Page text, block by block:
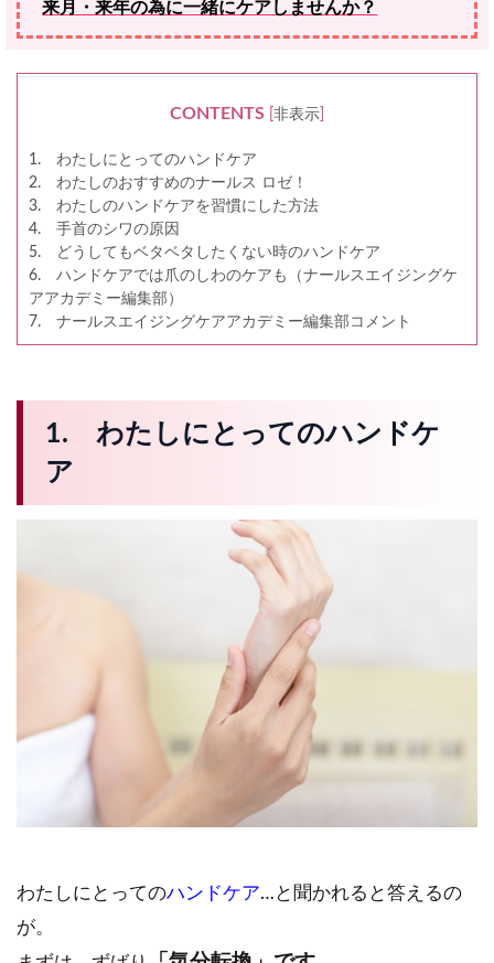
来月・来年の為に一緒にケアしませんか？
CONTENTS 非表示
1. わたしにとってのハンドケア
2. わたしのおすすめのナールス ロゼ！
3. わたしのハンドケアを習慣にした方法
4. 手首のシワの原因
5. どうしてもベタベタしたくない時のハンドケア
6. ハンドケアでは爪のしわのケアも（ナールスエイジングケ
アアカデミー編集部）
7. ナールスエイジングケアアカデミー編集部コメント
1. わたしにとってのハンドケ
ア
わたしにとってのハンドケア…と聞かれると答えるの
が。